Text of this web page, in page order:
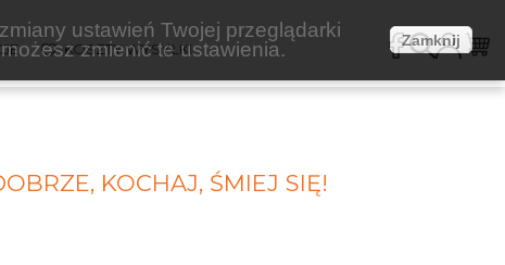
ustawień Twojej przeglądarki
zmienić te ustawienia.
Zamknij
KOSZTY WYSYŁKI
KOCHAJ, ŚMIEJ SIĘ!